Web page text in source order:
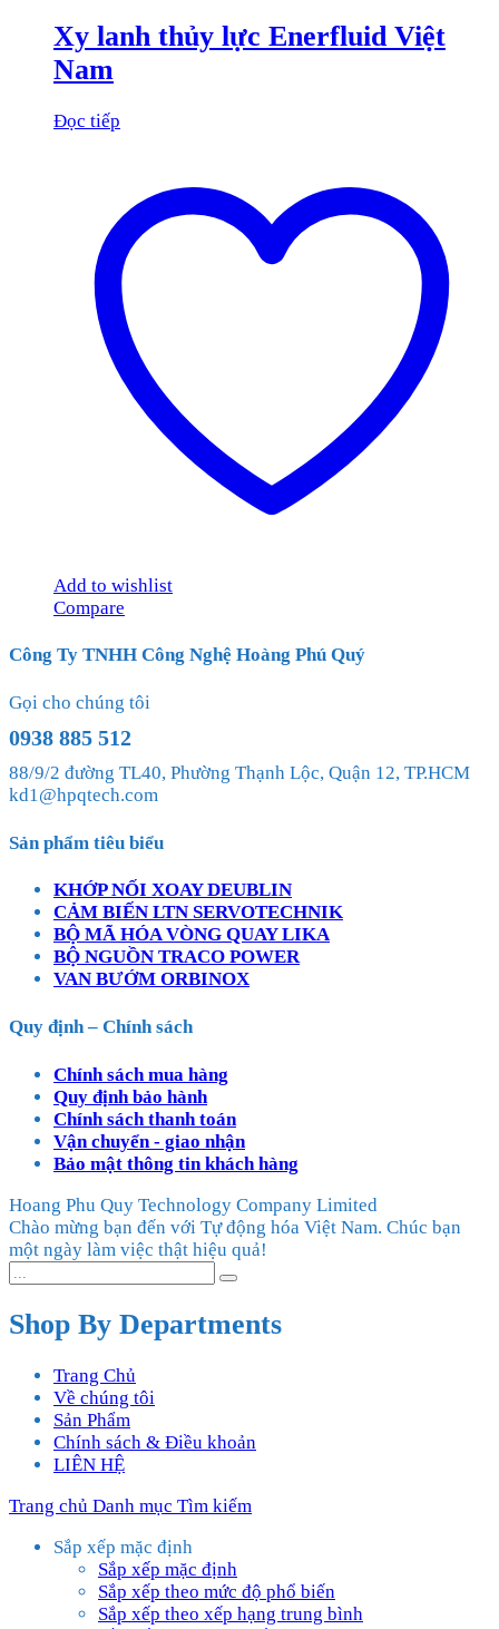
Xy lanh thủy lực Enerfluid Việt
Nam
Đọc tiếp
Add to wishlist
Compare
Công Ty TNHH Công Nghệ Hoàng Phú Quý
Gọi cho chúng tôi
0938 885 512
88/9/2 đường TL40, Phường Thạnh Lộc, Quận 12, TP.HCM
kd1@hpqtech.com
Sản phẩm tiêu biểu
KHỚP NỐI XOAY DEUBLIN
CẢM BIẾN LTN SERVOTECHNIK
BỘ MÃ HÓA VÒNG QUAY LIKA
BỘ NGUỒN TRACO POWER
VAN BƯỚM ORBINOX
Quy định – Chính sách
Chính sách mua hàng
Quy định bảo hành
Chính sách thanh toán
Vận chuyển - giao nhận
Bảo mật thông tin khách hàng
Hoang Phu Quy Technology Company Limited
Chào mừng bạn đến với Tự động hóa Việt Nam. Chúc bạn
một ngày làm việc thật hiệu quả!
Shop By Departments
Trang Chủ
Về chúng tôi
Sản Phẩm
Chính sách & Điều khoản
LIÊN HỆ
Trang chủ Danh mục Tìm kiếm
Sắp xếp mặc định
Sắp xếp mặc định
Sắp xếp theo mức độ phổ biến
Sắp xếp theo xếp hạng trung bình